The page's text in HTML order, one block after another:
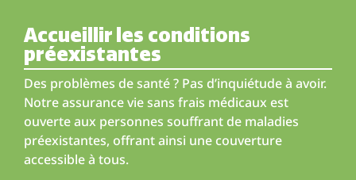
Accueillir les conditions
préexistantes
Des problèmes de santé ? Pas d’inquiétude à avoir.
Notre assurance vie sans frais médicaux est
ouverte aux personnes souffrant de maladies
préexistantes, offrant ainsi une couverture
accessible à tous.